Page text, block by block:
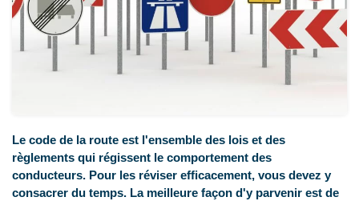
Le code de la route est l'ensemble des lois et des
règlements qui régissent le comportement des
conducteurs. Pour les réviser efficacement, vous devez y
consacrer du temps. La meilleure façon d'y parvenir est de